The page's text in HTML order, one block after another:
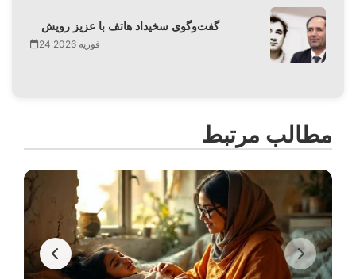
گفت‌وگوی سخیداد هاتف با عزیز رویش
24 فوریه 2026
مطالب مرتبط